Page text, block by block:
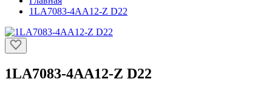
1LA7083-4AA12-Z D22
1LA7083-4AA12-Z D22